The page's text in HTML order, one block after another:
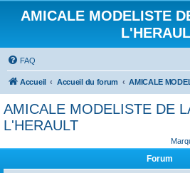
AMICALE MODELISTE
FAQ
Accueil Accueil du forum
AMICALE MODELISTE DE
L'HERAULT
Forum